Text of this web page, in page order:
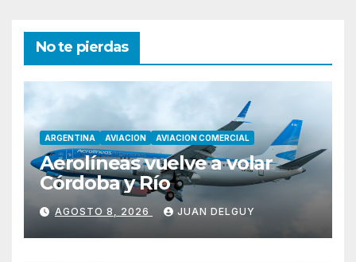
No te pierdas
ARGENTINA AVIACION AVIACION COMERCIAL
Aerolíneas vuelve a volar
Córdoba y Río
AGOSTO 8, 2026 JUAN DELGUY